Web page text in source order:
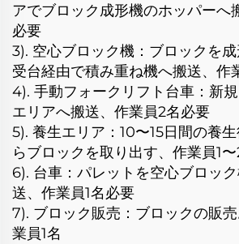
アでブロック成形機のホッパーへ
必要
3). 空心ブロック機：ブロックを
受台経由で積み重ね機へ搬送、作
4). 手動フォークリフト台車：新
エリアへ搬送、作業員2名必要
5). 養生エリア：10〜15日間の養
らブロックを取り出す、作業員1
6). 台車：パレットを空心ブロッ
送、作業員1名必要
7). ブロック販売：ブロックの販
業員1名